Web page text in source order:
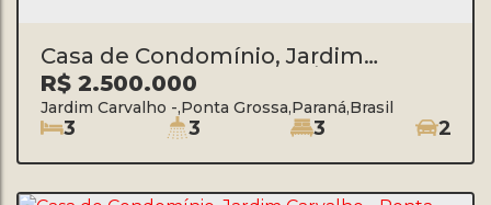
Casa de Condomínio, Jardim
Carvalho - Ponta Grossa/PR
R$2.500.000
Jardim Carvalho ,Ponta Grossa,Paraná,Brasil
3 3 3 2